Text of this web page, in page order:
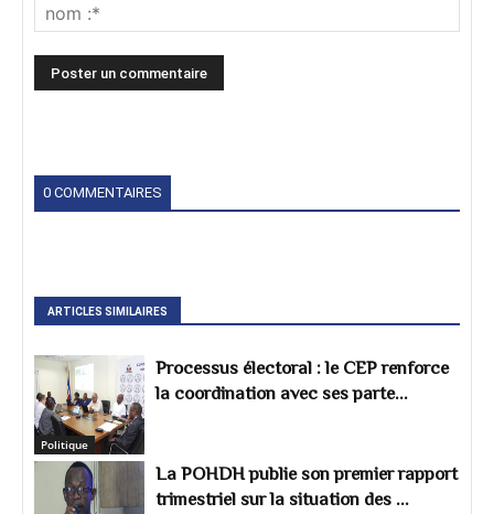
0 COMMENTAIRES
ARTICLES SIMILAIRES
Politique
Processus électoral : le CEP renforce
la coordination avec ses parte...
La POHDH publie son premier rapport
trimestriel sur la situation des ...